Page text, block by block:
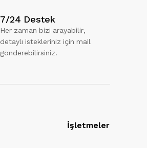
7/24 Destek
Her zaman bizi arayabilir,
detaylı istekleriniz için mail
gönderebilirsiniz.
İşletmeler